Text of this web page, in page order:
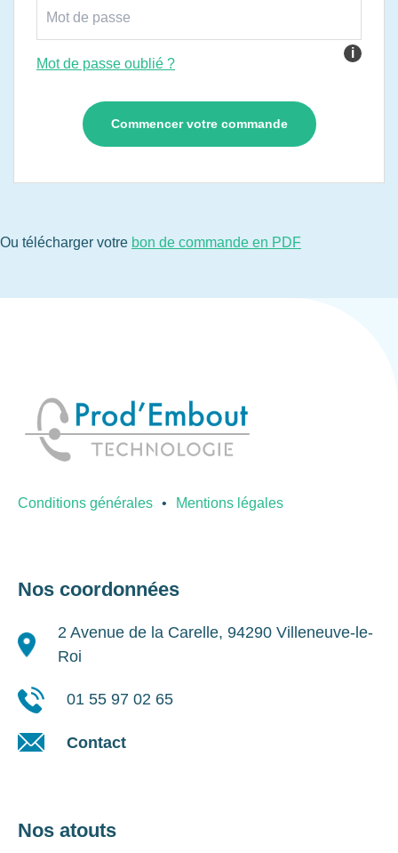
i
Mot de passe oublié ?
Ou télécharger votre bon de commande en PDF
Conditions générales Mentions légales
Nos coordonnées
2 Avenue de la Carelle, 94290 Villeneuve-le-
Roi
01 55 97 02 65
Contact
Nos atouts